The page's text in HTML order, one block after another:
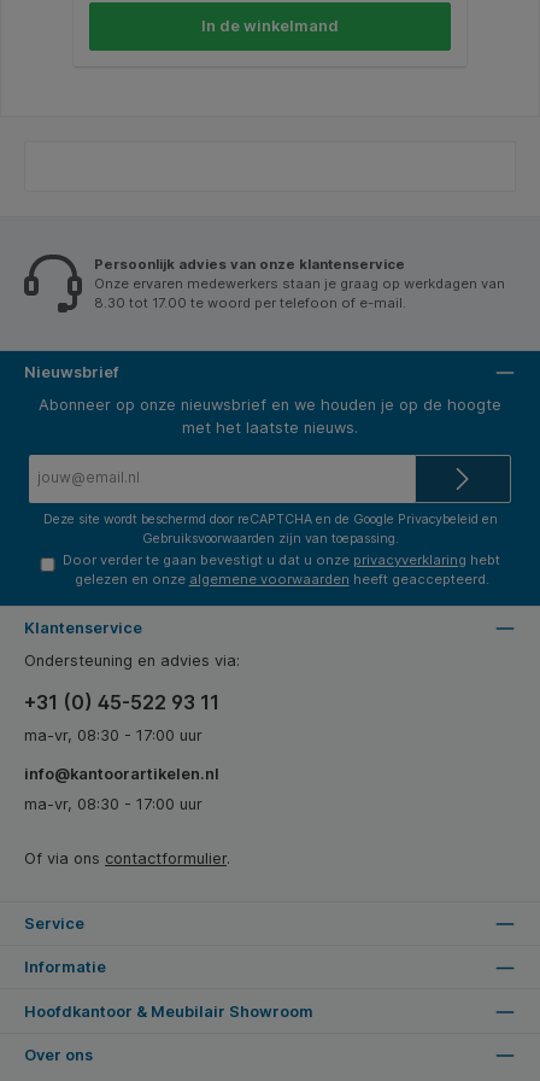
verpakking ben je verzekerd van voldoende voorraad
voor dagelijks gebruik. Kenmerken: * Type:
In de winkelmand
Persoonlijk advies van onze klantenservice
Onze ervaren medewerkers staan je graag op werkdagen van
8.30 tot 17.00 te woord per telefoon of e-mail.
Nieuwsbrief
Abonneer op onze nieuwsbrief en we houden je op de hoogte
met het laatste nieuws.
Deze site wordt beschermd door reCAPTCHA en de Google Privacybeleid en
Gebruiksvoorwaarden zijn van toepassing.
Door verder te gaan bevestigt u dat u onze privacyverklaring hebt
gelezen en onze algemene voorwaarden heeft geaccepteerd.
Klantenservice
Ondersteuning en advies via:
+31 (0) 45-522 93 11
ma-vr, 08:30 - 17:00 uur
info@kantoorartikelen.nl
ma-vr, 08:30 - 17:00 uur
Of via ons contactformulier.
Service
Informatie
Hoofdkantoor & Meubilair Showroom
Over ons